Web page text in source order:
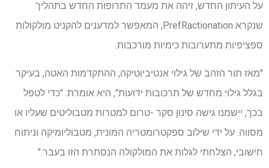
על העיתון החדש, זיהה את מעמד התרופות החדש בתהליך
שנקרא PrefRactionation, המאפשר למדענים להקניט מולקולות
ספציפיות מתערובות כימיות מורכבות.
"מאז תור הזהב של גילוי אנטיביוטיקה, ההתקדמות האטה, בעיקר
בגלל גילוי מחדש של תרכובות ידועות", היא אומרת. "כדי לטפל
בכך, יישמנו גישה סינון סקר -טרום למטרות מטבוליטים שעליו או
מסווה. על ידי שילוב ספקטרומטריה המונית, מטבוליומיקה וניתוח
חישובי, הצלחתי לגלות את המולקולה הנסתרת הזו בעבר."